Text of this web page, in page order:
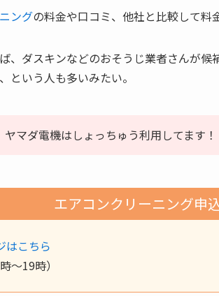
ングの料金や口コミ、他社と比較して料
、ダスキンなどのおそうじ業者さんが候
、という人も多いみたい。
マダ電機はしょっちゅう利用してます！
エアコンクリーニング申
はこちら
〜19時）